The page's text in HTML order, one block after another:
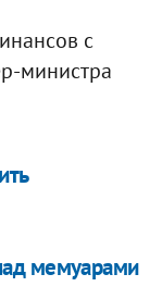
с
министра
мемуарами